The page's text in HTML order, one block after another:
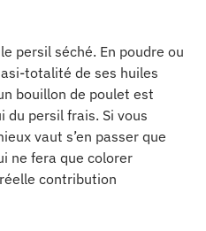
persil séché. En poudre ou
totalité de ses huiles
bouillon de poulet est
du persil frais. Si vous
vaut s’en passer que
ne fera que colorer
contribution